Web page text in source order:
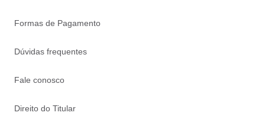
Formas de Pagamento
Dúvidas frequentes
Fale conosco
Direito do Titular